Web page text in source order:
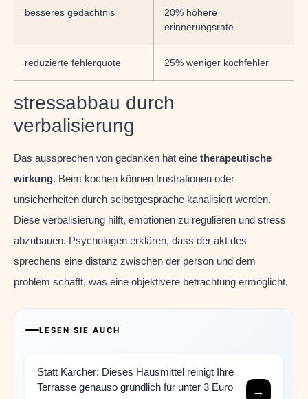
besseres gedächtnis
20% höhere
erinnerungsrate
reduzierte fehlerquote 25% weniger kochfehler
stressabbau durch
verbalisierung
Das aussprechen von gedanken hat eine therapeutische
wirkung. Beim kochen können frustrationen oder
unsicherheiten durch selbstgespräche kanalisiert werden.
Diese verbalisierung hilft, emotionen zu regulieren und stress
abzubauen. Psychologen erklären, dass der akt des
sprechens eine distanz zwischen der person und dem
problem schafft, was eine objektivere betrachtung ermöglicht.
LESEN SIE AUCH
Statt Kärcher: Dieses Hausmittel reinigt Ihre
Terrasse genauso gründlich für unter 3 Euro
→